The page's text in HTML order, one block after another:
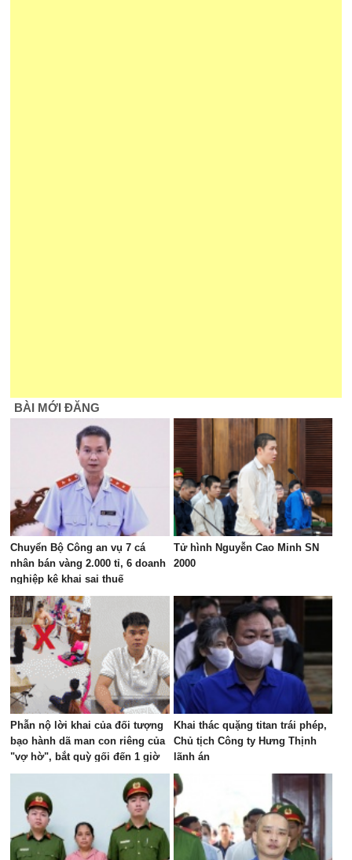
BÀI MỚI ĐĂNG
Chuyển Bộ Công an vụ 7 cá
nhân bán vàng 2.000 tỉ, 6 doanh
nghiệp kê khai sai thuế
Tử hình Nguyễn Cao Minh SN
2000
Phẫn nộ lời khai của đối tượng
bạo hành dã man con riêng của
"vợ hờ", bắt quỳ gối đến 1 giờ
sáng
Khai thác quặng titan trái phép,
Chủ tịch Công ty Hưng Thịnh
lãnh án